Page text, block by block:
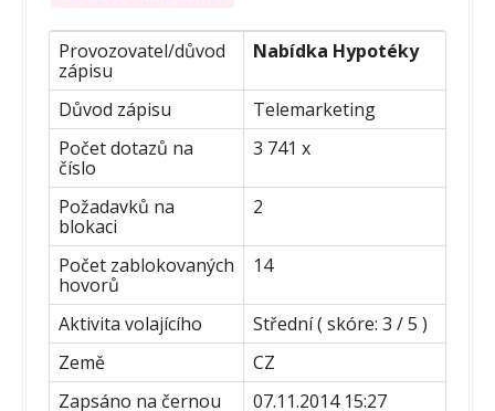
Provozovatel/důvod
zápisu
Nabídka Hypotéky
Důvod zápisu
Telemarketing
Počet dotazů na
číslo
3 741 x
Požadavků na
blokaci
2
Počet zablokovaných
hovorů
14
Aktivita volajícího
Střední ( skóre: 3 / 5 )
Země
CZ
Zapsáno na černou
07.11.2014 15:27